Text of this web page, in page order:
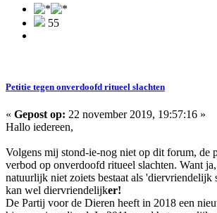
55
Petitie tegen onverdoofd ritueel slachten
« Gepost op: 22 november 2019, 19:57:16 »
Hallo iedereen,
Volgens mij stond-ie-nog niet op dit forum, de
verbod op onverdoofd ritueel slachten. Want
natuurlijk niet zoiets bestaat als 'diervriendelijk
kan wel diervriendelijker!
De Partij voor de Dieren heeft in 2018 een